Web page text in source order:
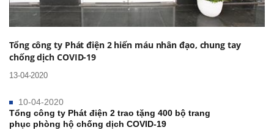
Tổng công ty Phát điện 2 hiến máu nhân đạo, chung tay
chống dịch COVID-19
13-04-2020
10-04-2020
Tổng công ty Phát điện 2 trao tặng 400 bộ trang
phục phòng hộ chống dịch COVID-19